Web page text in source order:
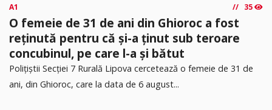
A1 35
O femeie de 31 de ani din Ghioroc a fost
reținută pentru că și-a ținut sub teroare
concubinul, pe care l-a și bătut
​Polițiștii Secției 7 Rurală Lipova cercetează o femeie de 31 de
ani, din Ghioroc, care la data de 6 august...